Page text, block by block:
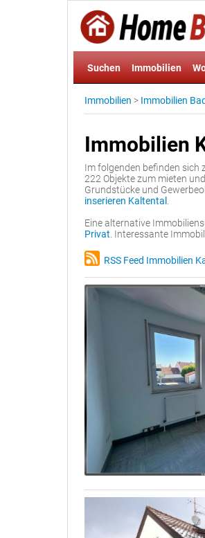
Suchen Immobilien
Immobilien > Immobilien
Immobilien
Im folgenden befinden sich
222 Objekte zum mieten
Grundstücke und
inserieren Kaltental
Eine alternative
Privat . Interessante
RSS Feed Immobilien